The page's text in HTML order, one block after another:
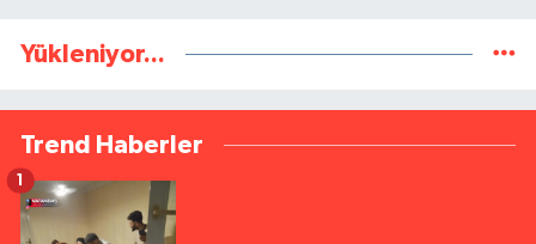
Yükleniyor...
Trend Haberler
1